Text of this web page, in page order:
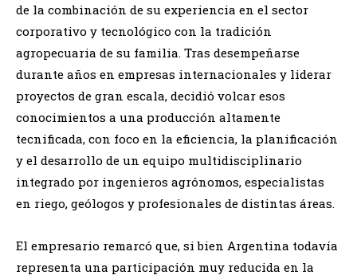
de la combinación de su experiencia en el sector
corporativo y tecnológico con la tradición
agropecuaria de su familia. Tras desempeñarse
durante años en empresas internacionales y liderar
proyectos de gran escala, decidió volcar esos
conocimientos a una producción altamente
tecnificada, con foco en la eficiencia, la planificación
y el desarrollo de un equipo multidisciplinario
integrado por ingenieros agrónomos, especialistas
en riego, geólogos y profesionales de distintas áreas.
El empresario remarcó que, si bien Argentina todavía
representa una participación muy reducida en la